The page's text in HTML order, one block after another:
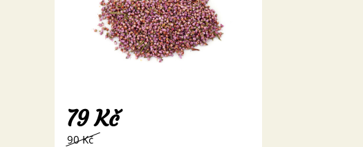
79 Kč
90 Kč